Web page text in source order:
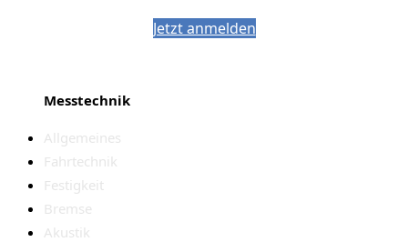
Jetzt anmelden
Messtechnik
Allgemeines
Fahrtechnik
Festigkeit
Bremse
Akustik